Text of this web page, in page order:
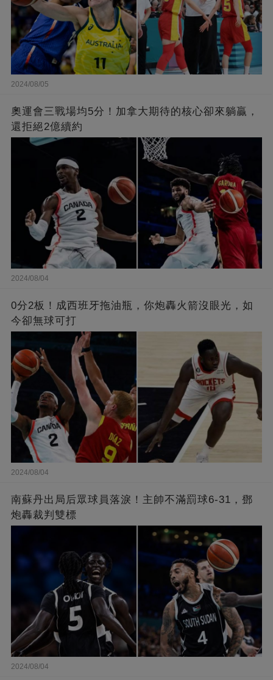
2024/08/05
奧運會三戰場均5分！加拿大期待的核心卻來躺贏，
還拒絕2億續約
2024/08/04
0分2板！成西班牙拖油瓶，你炮轟火箭沒眼光，如
今卻無球可打
2024/08/04
南蘇丹出局后眾球員落淚！主帥不滿罰球6-31，鄧
炮轟裁判雙標
2024/08/04